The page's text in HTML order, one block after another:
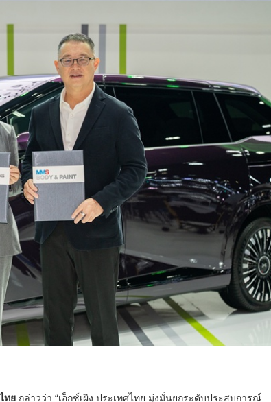
ทย กล่าวว่า “เอ็กซ์เผิง ประเทศไทย มุ่งมั่นยกระดับประสบการณ์